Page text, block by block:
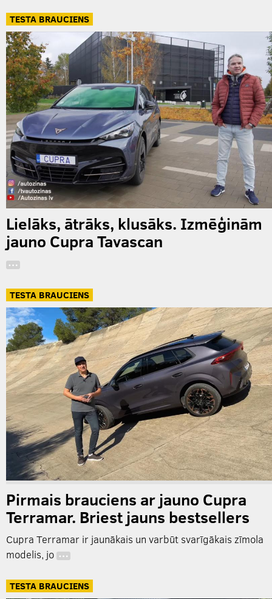
TESTA BRAUCIENS
Lielāks, ātrāks, klusāks. Izmēģinām
jauno Cupra Tavascan
…
TESTA BRAUCIENS
Pirmais brauciens ar jauno Cupra
Terramar. Briest jauns bestsellers
Cupra Terramar ir jaunākais un varbūt svarīgākais zīmola
modelis, jo …
TESTA BRAUCIENS